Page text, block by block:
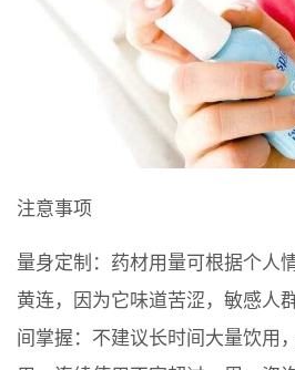
注意事项
量身定制：药材用量可根据个人
黄连，因为它味道苦涩，敏感人
间掌握：不建议长时间大量饮用